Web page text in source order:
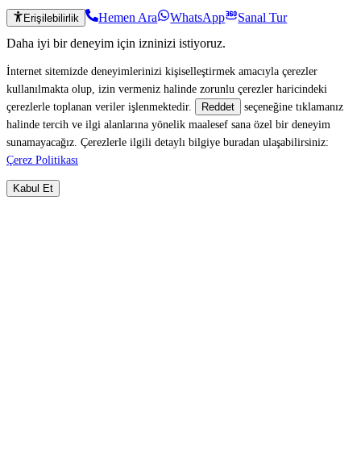
Erişilebilirlik Hemen Ara WhatsApp
Sanal Tur
Daha iyi bir deneyim için izninizi istiyoruz.
İnternet sitemizde deneyimlerinizi kişiselleştirmek amacıyla çerezler
kullanılmakta olup, izin vermeniz halinde zorunlu çerezler haricindeki
çerezlerle toplanan veriler işlenmektedir.
Reddet
seçeneğine tıklamanız
halinde tercih ve ilgi alanlarına yönelik maalesef sana özel bir deneyim
sunamayacağız. Çerezlerle ilgili detaylı bilgiye buradan ulaşabilirsiniz:
Çerez Politikası
Kabul Et